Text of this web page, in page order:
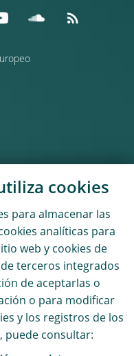
cookies
para almacenar las
analíticas para
web y cookies de
terceros integrados
de aceptarlas o
o para modificar
y los registros de los
puede consultar: